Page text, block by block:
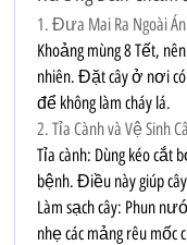
1. Đưa Mai Ra Ngoài
Khoảng mùng 8 Tết,
nhiên. Đặt cây ở nơi có
để không làm cháy lá.
2. Tỉa Cành và Vệ Sinh
Tỉa cành: Dùng kéo cắt
bệnh. Điều này giúp
Làm sạch cây: Phun
nhẹ các mảng rêu mốc